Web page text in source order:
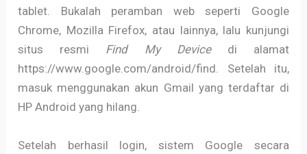
tablet. Bukalah peramban web seperti Google
Chrome, Mozilla Firefox, atau lainnya, lalu kunjungi
situs resmi Find My Devicedi alamat
https://www.google.com/android/find. Setelah itu,
masuk menggunakan akun Gmail yang terdaftar di
HP Android yang hilang.
Setelah berhasil login, sistem Google secara